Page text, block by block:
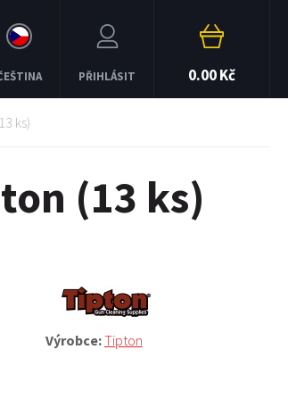
PŘIHLÁSIT 0.00 Kč
ks)
(13 ks)
Výrobce:Tipton